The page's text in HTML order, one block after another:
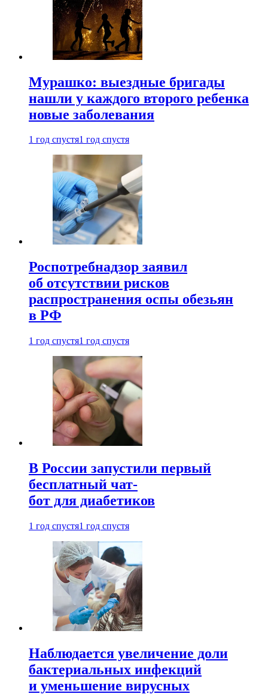
Мурашко: выездные бригады
нашли у каждого второго ребенка
новые заболевания
1 год спустя1 год спустя
Роспотребнадзор заявил
об отсутствии рисков
распространения оспы обезьян
в РФ
1 год спустя1 год спустя
В России запустили первый
бесплатный чат-
бот для диабетиков
1 год спустя1 год спустя
Наблюдается увеличение доли
бактериальных инфекций
и уменьшение вирусных